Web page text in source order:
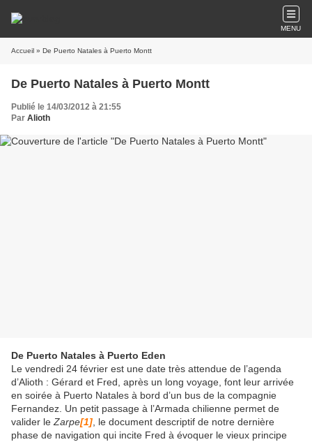
MENU
Accueil » De Puerto Natales à Puerto Montt
De Puerto Natales à Puerto Montt
Publié le 14/03/2012 à 21:55
Par Alioth
De Puerto Natales à Puerto Eden
Le vendredi 24 février est une date très attendue de l’agenda
d’Alioth : Gérard et Fred, après un long voyage, font leur arrivée
en soirée à Puerto Natales à bord d’un bus de la compagnie
Fernandez. Un petit passage à l’Armada chilienne permet de
valider le Zarpe[1] , le document descriptif de notre dernière
phase de navigation qui incite Fred à évoquer le vieux principe